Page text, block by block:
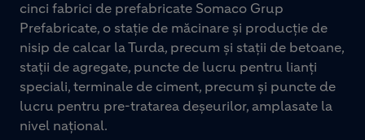
cinci fabrici de prefabricate Somaco Grup
Prefabricate, o stație de măcinare și producție de
nisip de calcar la Turda, precum și stații de betoane,
stații de agregate, puncte de lucru pentru lianți
speciali, terminale de ciment, precum și puncte de
lucru pentru pre-tratarea deșeurilor, amplasate la
nivel național.